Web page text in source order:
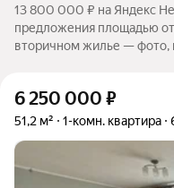
13 800 000 ₽ на Яндекс
предложения площадью
вторичном жилье — фото,
6 250 000 ₽
51,2 м² 1-комн. квартира